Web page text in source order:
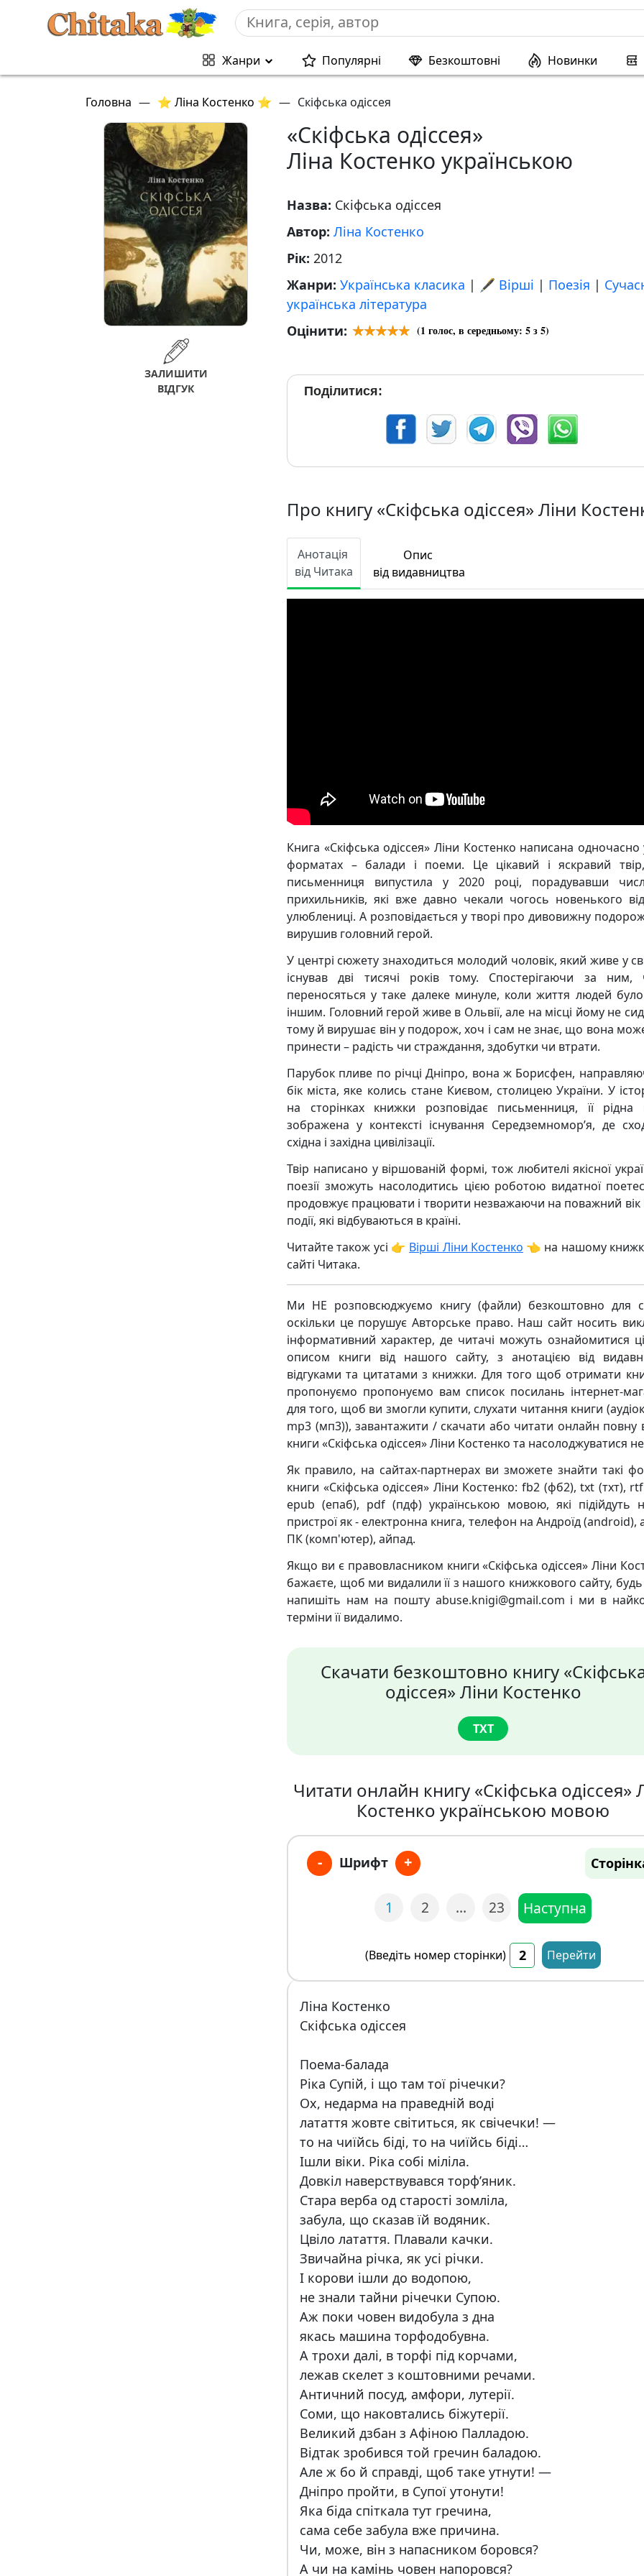
Жанри Популярні Безкоштовні Новинки
Головна — ⭐ Ліна Костенко ⭐ — Скіфська одіссея
ЗАЛИШИТИ
ВІДГУК
«Скіфська одіссея»
Ліна Костенко українською
Назва: Скіфська одіссея
Автор: Ліна Костенко
Рік: 2012
Жанри: Українська класика | 🖋️ Вірші | Поезія |
українська література
Оцінити:
(1 голос, в середньому: 5з 5)
Поділитися:
Про книгу «Скіфська одіссея» Ліни
Анотація
від Читака
Опис
від видавництва
Книга «Скіфська одіссея» Ліни Костенко написана одночасно
форматах – балади і поеми. Це цікавий і яскравий
письменниця випустила у 2020 році, порадувавши
прихильників, які вже давно чекали чогось новенького
улюблениці. А розповідається у творі про дивовижну
вирушив головний герой.
У центрі сюжету знаходиться молодий чоловік, який живе у
існував дві тисячі років тому. Спостерігаючи за ним,
переносяться у таке далеке минуле, коли життя людей
іншим. Головний герой живе в Ольвії, але на місці йому не
тому й вирушає він у подорож, хоч і сам не знає, що вона
принести – радість чи страждання, здобутки чи втрати.
Парубок пливе по річці Дніпро, вона ж Борисфен,
бік міста, яке колись стане Києвом, столицею України. У
на сторінках книжки розповідає письменниця, її рідна
зображена у контексті існування Середземномор’я, де
східна і західна цивілізації.
Твір написано у віршованій формі, тож любителі якісної
поезії зможуть насолодитись цією роботою видатної
продовжує працювати і творити незважаючи на поважний вік
події, які відбуваються в країні.
Читайте також усі 👉 Вірші Ліни Костенко 👈 на нашому
сайті Читака.
Ми НЕ розповсюджуємо книгу (файли) безкоштовно для
оскільки це порушує Авторське право. Наш сайт носить
інформативний характер, де читачі можуть ознайомитися
описом книги від нашого сайту, з анотацією від
відгуками та цитатами з книжки. Для того щоб отримати
пропонуємо пропонуємо вам список посилань інтернет-
для того, щоб ви змогли купити, слухати читання книги
mp3 (мп3)), завантажити / скачати або читати онлайн повну
книги «Скіфська одіссея» Ліни Костенко та насолоджуватися
Як правило, на сайтах-партнерах ви зможете знайти такі
книги «Скіфська одіссея» Ліни Костенко: fb2 (фб2), txt (тхт),
epub (епаб), pdf (пдф) українською мовою, які підійдуть
пристрої як - електронна книга, телефон на Андроїд (android),
ПК (комп'ютер), айпад.
Якщо ви є правовласником книги «Скіфська одіссея» Ліни
бажаєте, щоб ми видалили її з нашого книжкового сайту, будь
напишіть нам на пошту abuse.knigi@gmail.com і ми в
терміни її видалимо.
Скачати безкоштовно книгу
одіссея» Ліни Костенко
TXT
Читати онлайн книгу «Скіфська одіссея»
Костенко українською мовою
- Шрифт +
1 2 … 23 Наступна
(Введіть номер сторінки) Перейти
Ліна Костенко
Скіфська одіссея
Поема-балада
Ріка Супій, і що там тої річечки?
Ох, недарма на праведній воді
латаття жовте світиться, як свічечки! —
то на чиїйсь біді, то на чиїйсь біді…
Ішли віки. Ріка собі міліла.
Довкіл наверствувався торф’яник.
Стара верба од старості зомліла,
забула, що сказав їй водяник.
Цвіло латаття. Плавали качки.
Звичайна річка, як усі річки.
І корови ішли до водопою,
не знали тайни річечки Супою.
Аж поки човен видобула з дна
якась машина торфодобувна.
А трохи далі, в торфі під корчами,
лежав скелет з коштовними речами.
Античний посуд, амфори, лутерії.
Соми, що наковтались біжутерії.
Великий дзбан з Афіною Палладою.
Відтак зробився той гречин баладою.
Але ж бо й справді, щоб таке утнути! —
Дніпро пройти, в Супої утонути!
Яка біда спіткала тут гречина,
сама себе забула вже причина.
Чи, може, він з напасником боровся?
А чи на камінь човен напоровся?